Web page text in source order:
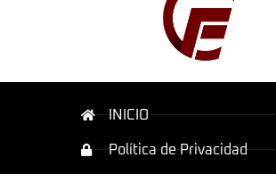
INICIO
Política de Privacidad